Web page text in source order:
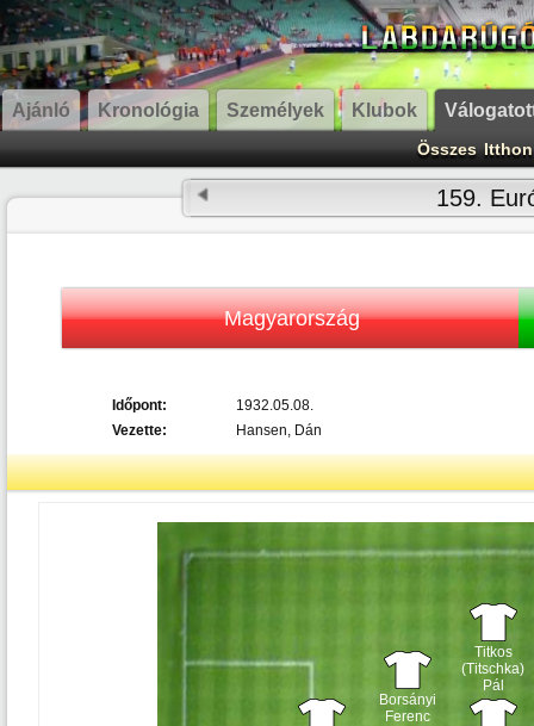
Ajánló Kronológia Személyek Klubok
Összes Itthon
159.
Magyarország
Időpont:
1932.05.08.
Vezette:
Hansen, Dán
Borsányi
Ferenc
Titkos
(Titschka)
Pál